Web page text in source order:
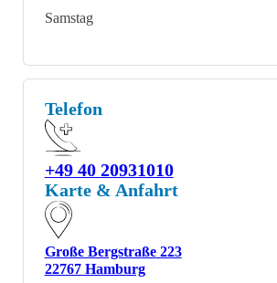
Telefon
+49 40 20931010
Karte & Anfahrt
Große Bergstraße 223
22767 Hamburg
Samstag